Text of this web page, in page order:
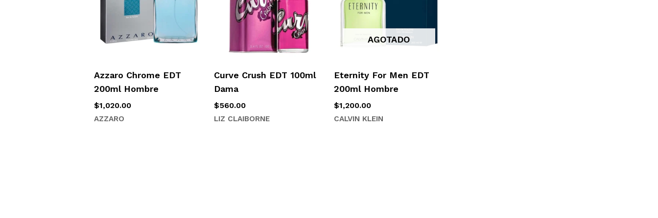
Azzaro Chrome EDT
200ml Hombre
$1,020.00
AZZARO
Curve Crush EDT 100ml
Dama
$560.00
LIZ CLAIBORNE
AGOTADO
Eternity For Men EDT
200ml Hombre
$1,200.00
CALVIN KLEIN